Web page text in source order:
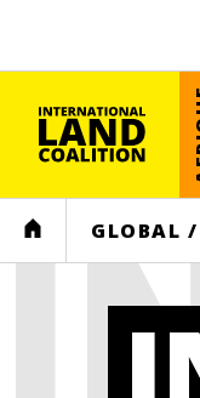
HOME GLOBAL /